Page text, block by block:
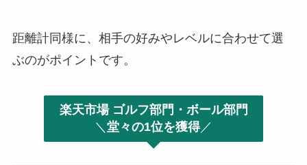
距離計同様に、相手の好みやレベルに合わせて選
ぶのがポイントです。
楽天市場 ゴルフ部門・ボール部門
＼ 堂々の1位を獲得／